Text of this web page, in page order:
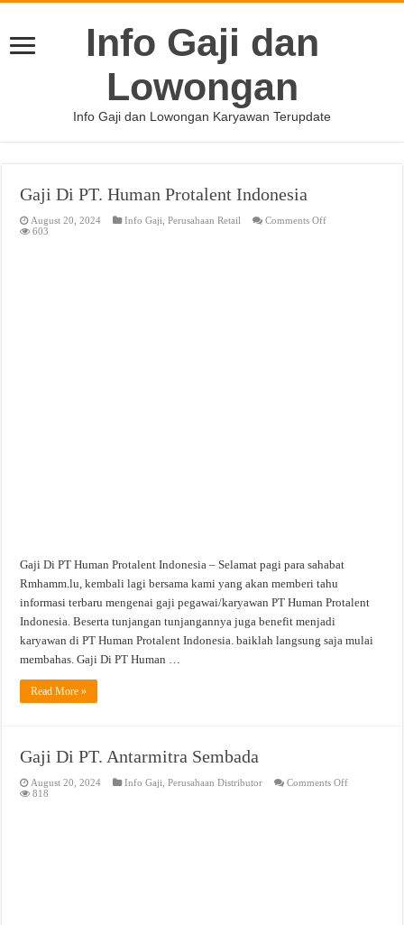
Info Gaji dan
Lowongan
Info Gaji dan Lowongan Karyawan Terupdate
Gaji Di PT. Human Protalent Indonesia
August 20, 2024 Info Gaji ,Perusahaan Retail Comments Offon
603
Gaji Di PT Human Protalent Indonesia – Selamat pagi para sahabat
Rmhamm.lu, kembali lagi bersama kami yang akan memberi tahu
informasi terbaru mengenai gaji pegawai/karyawan PT Human Protalent
Indonesia. Beserta tunjangan tunjangannya juga benefit menjadi
karyawan di PT Human Protalent Indonesia. baiklah langsung saja mulai
membahas. Gaji Di PT Human …
Read More »
Gaji Di PT. Antarmitra Sembada
August 20, 2024 Info Gaji ,Perusahaan Distributor Comments Offon
818